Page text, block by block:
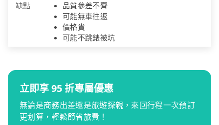
缺點
品質參差不齊
可能無車往返
價格貴
可能不跳錶被坑
立即享 95 折專屬優惠
無論是商務出差還是旅遊探親，來回行程一次預訂
更划算，輕鬆節省旅費！